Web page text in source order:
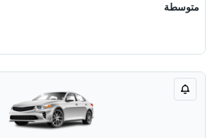
متوسطة